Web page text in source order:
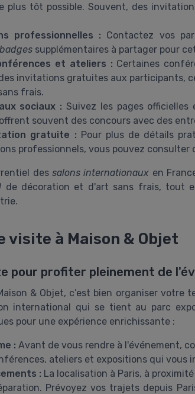
plus tôt possible. Souvent, des
professionnelles : Contactez vos
badges supplémentaires à partager pour
et ateliers : Certaines
invitations gratuites aux participants,
frais.
sociaux : Suivez les pages
souvent des concours avec des
gratuite : Pour plus de détails
professionnels, vous pouvez consulter
des salons internationaux en
de décoration et d'art sans frais, tout
visite à Maison & Objet
pour profiter pleinement de
& Objet, c’est bien organiser votre
international qui se tient au parc
pour une expérience enrichissante :
: Avant de vous rendre à l'événement,
ateliers et expositions qui vous
: La localisation à Paris, à
Prévoyez vos trajets depuis